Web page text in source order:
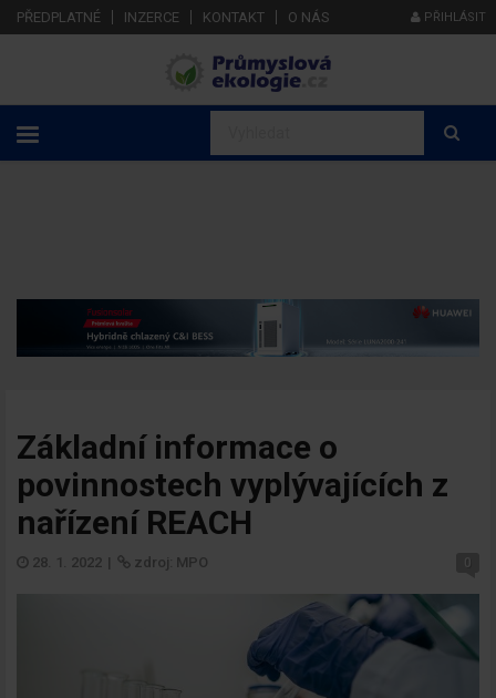
PŘEDPLATNÉ INZERCE KONTAKT O NÁS PŘIHLÁSIT
Základní informace o
povinnostech vyplývajících z
nařízení REACH
28. 1. 2022 | zdroj: MPO 0